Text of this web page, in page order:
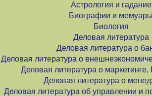
Астрология и гадание
Биографии и мемуары
Биология
Деловая литература
Деловая литература о
Деловая литература о
Деловая литература о
Деловая литература о
Деловая литература об управлении и